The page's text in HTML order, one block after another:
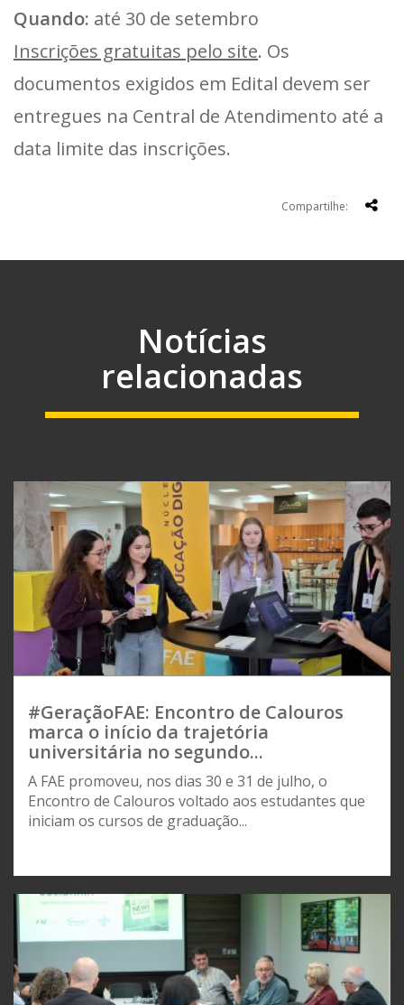
Quando: até 30 de setembro
Inscrições gratuitas pelo site. Os
documentos exigidos em Edital devem ser
entregues na Central de Atendimento até a
data limite das inscrições.
Compartilhe:
Notícias
relacionadas
#GeraçãoFAE: Encontro de Calouros
marca o início da trajetória
universitária no segundo...
A FAE promoveu, nos dias 30 e 31 de julho, o
Encontro de Calouros voltado aos estudantes que
iniciam os cursos de graduação...